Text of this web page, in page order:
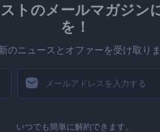
トのメールマガジン
を！
のニュースとオファーを受け取りま
いつでも簡単に解約できます。